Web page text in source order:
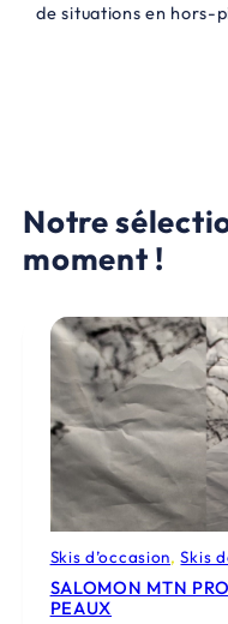
de situations en hors-
Notre
moment !
Skis d’occasion, Skis
SALOMON MTN
PEAUX